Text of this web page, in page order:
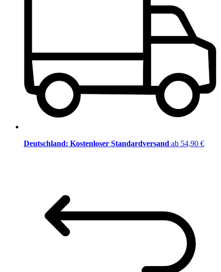
Deutschland: Kostenloser Standardversand ab 54,90 €